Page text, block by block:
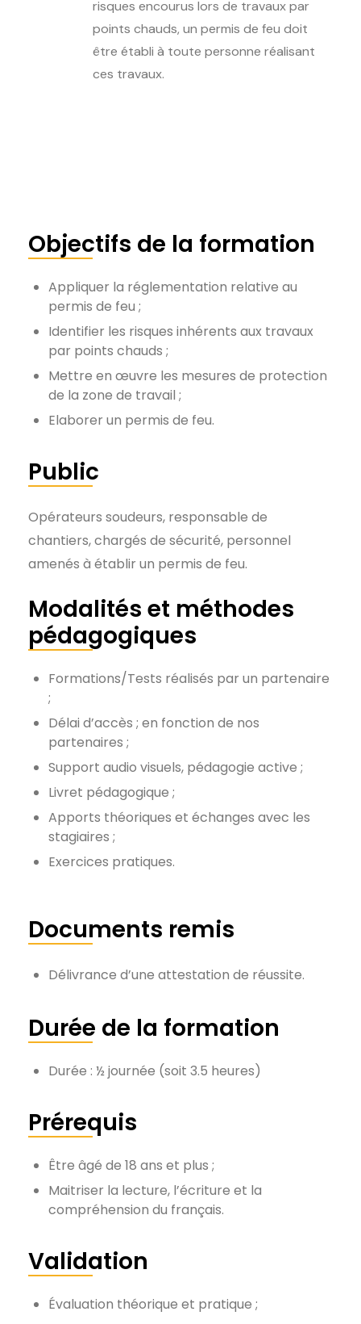
risques encourus lors de travaux par
points chauds, un permis de feu doit
être établi à toute personne réalisant
ces travaux.
Objectifs de la formation
Appliquer la réglementation relative au
permis de feu ;
Identifier les risques inhérents aux travaux
par points chauds ;
Mettre en œuvre les mesures de protection
de la zone de travail ;
Elaborer un permis de feu.
Public
Opérateurs soudeurs, responsable de
chantiers, chargés de sécurité, personnel
amenés à établir un permis de feu.
Modalités et méthodes
pédagogiques
Formations/Tests réalisés par un partenaire
;
Délai d’accès ; en fonction de nos
partenaires ;
Support audio visuels, pédagogie active ;
Livret pédagogique ;
Apports théoriques et échanges avec les
stagiaires ;
Exercices pratiques.
Documents remis
Délivrance d’une attestation de réussite.
Durée de la formation
Durée : ½ journée (soit 3.5 heures)
Prérequis
Être âgé de 18 ans et plus ;
Maitriser la lecture, l’écriture et la
compréhension du français.
Validation
Évaluation théorique et pratique ;